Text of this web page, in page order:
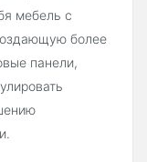
мебель с
более
панели,